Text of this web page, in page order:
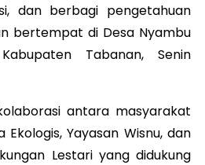
dan berbagi pengetahuan
bertempat di Desa Nyambu
Tabanan, Senin
antara masyarakat
Ekologis, Yayasan Wisnu, dan
Lestari yang didukung